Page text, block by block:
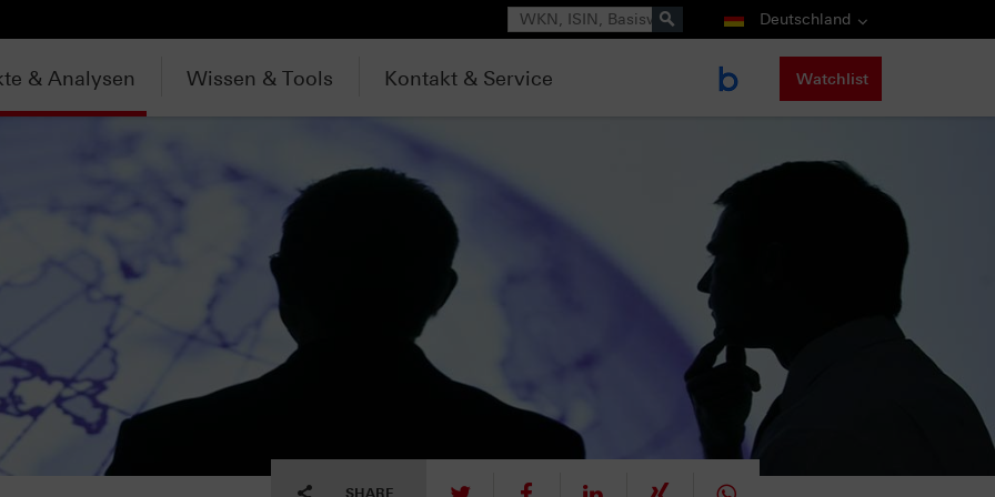
Suche Deutschland
& Analysen Wissen & Tools Kontakt & Service Watchlist
SHARE tweet mitteilen